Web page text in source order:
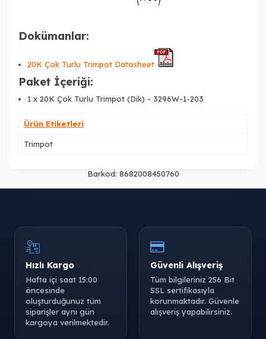
Dokümanlar:
20K Çok Turlu Trimpot Datasheet
Paket İçeriği:
1 x 20K Çok Turlu Trimpot (Dik) - 3296W-1-203
Ürün Etiketleri
Trimpot
Barkod: 8682008450760
Hızlı Kargo
Hafta içi saat 15:00
öncesinde
oluşturduğunuz tüm
siparişler aynı gün
kargoya verilmektedir.
Güvenli Alışveriş
Tüm bilgileriniz 256 Bit
SSL sertifikasıyla
korunmaktadır. Güvenle
alışveriş yapabilirsiniz.